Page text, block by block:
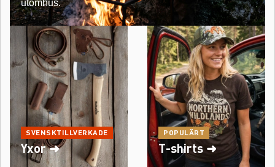
utomhus.
SVENSKTILLVERKADE
Yxor ➜
POPULÄRT
T-shirts ➜